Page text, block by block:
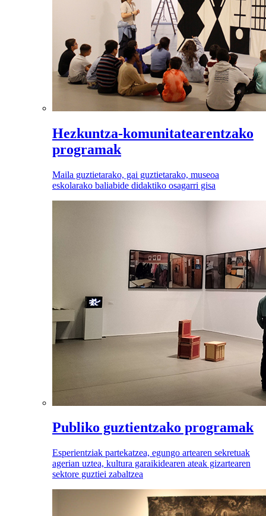
Hezkuntza-komunitatearentzako
programak
Maila guztietarako, gai guztietarako, museoa
eskolarako baliabide didaktiko osagarri gisa
Publiko guztientzako programak
Esperientziak partekatzea, egungo artearen sekretuak
agerian uztea, kultura garaikidearen ateak gizartearen
sektore guztiei zabaltzea